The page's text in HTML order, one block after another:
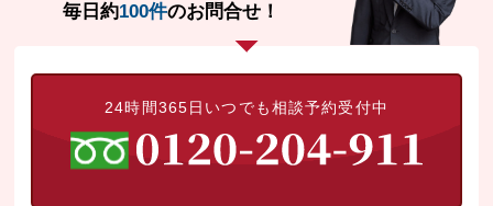
毎日約100件のお問合せ！
24時間365日いつでも相談予約受付中